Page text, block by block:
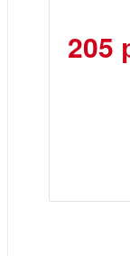
205